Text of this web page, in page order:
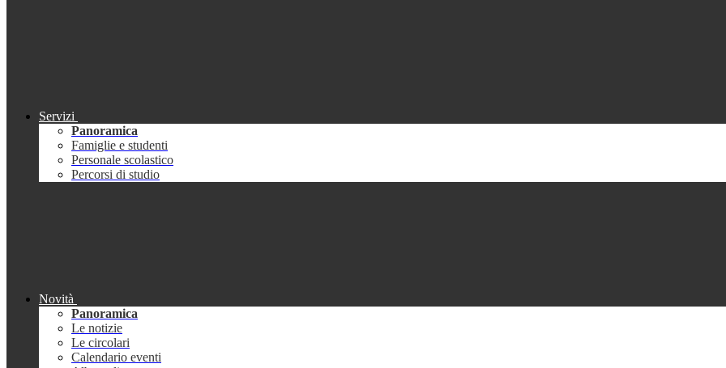
Servizi
Panoramica
Famiglie e studenti
Personale scolastico
Percorsi di studio
Novità
Panoramica
Le notizie
Le circolari
Calendario eventi